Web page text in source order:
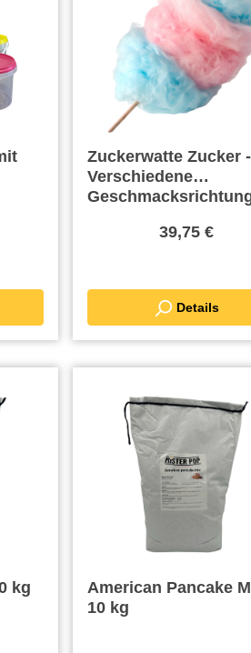
Zuckerwatte Zucker -
Verschiedene
39,75 €
Details
kg
American Pancake
10 kg